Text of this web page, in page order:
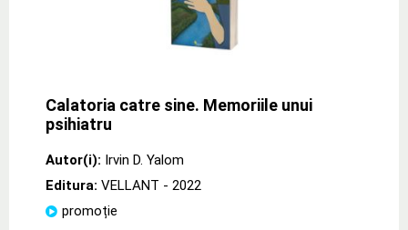
Calatoria catre sine. Memoriile unui
psihiatru
Autor(i): Irvin D. Yalom
Editura: VELLANT - 2022
promoție